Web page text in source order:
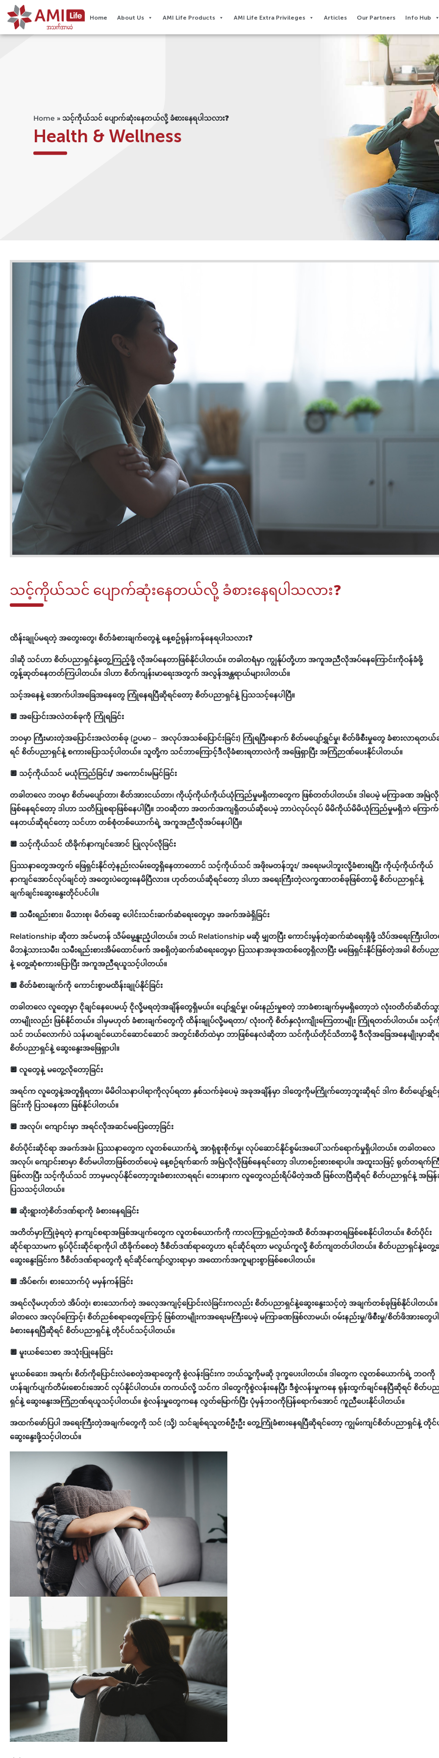
Home About Us AMI Life Products AMI Life Extra Privileges​ Articles Our Partners Info Hub
Home » သင့်ကိုယ်သင် ပျောက်ဆုံးနေတယ်လို့ ခံစားနေရပါသလား❓
Health & Wellness
သင့်ကိုယ်သင် ပျောက်ဆုံးနေတယ်လို့ ခံစားနေရပါသလား❓
ထိန်းချုပ်မရတဲ့ အတွေးတွေ၊ စိတ်ခံစားချက်တွေနဲ့ နေ့စဥ်ရုန်းကန်နေရပါသလား❓
ဒါဆို သင်ဟာ စိတ်ပညာရှင်နဲ့တွေ့ကြည့်ဖို့ လိုအပ်နေတာဖြစ်နိုင်ပါတယ်။ တခါတရံမှာ ကျွန်ုပ်တို့ဟာ အကူအညီလိုအပ်နေကြောင်းကိုဝန်ခံဖို့
တွန့်ဆုတ်နေတတ်ကြပါတယ်။ ဒါဟာ စိတ်ကျန်းမာရေးအတွက် အလွန်အန္တရာယ်များပါတယ်။
သင့်အနေနဲ့ အောက်ပါအခြေအနေတွေ ကြုံနေရပြီဆိုရင်တော့ စိတ်ပညာရှင်နဲ့ ပြသသင့်နေပါပြီ။
🔲 အပြောင်းအလဲတစ်ခုကို ကြုံရခြင်း
ဘဝမှာ ကြီးမားတဲ့အပြောင်းအလဲတစ်ခု (ဥပမာ – အလုပ်အသစ်ပြောင်းခြင်း) ကြုံရပြီးနောက် စိတ်မပျော်ရွှင်မှု၊ စိတ်ဖိစီးမှုတွေ ခံစားလာရတ
ရင် စိတ်ပညာရှင်နဲ့ စကား‌ပြောသင့်ပါတယ်။ သူတို့က သင်ဘာကြောင့်ဒီလိုခံစားရတာလဲကို အဖြေရှာပြီး အကြံဉာဏ်ပေးနိုင်ပါတယ်။
🔲 သင့်ကိုယ်သင် မယုံကြည်ခြင်း/ အကောင်းမမြင်ခြင်း
တခါတလေ ဘဝမှာ စိတ်မပျော်တာ၊ စိတ်အားငယ်တာ၊ ကိုယ့်ကိုယ်ကိုယ်ယုံကြည်မှုမရှိတာတွေက ဖြစ်တတ်ပါတယ်။ ဒါပေမဲ့ မကြာခဏ အမြဲ
ဖြစ်နေရင်တော့ ဒါဟာ သတိပြုစရာဖြစ်နေပါပြီ။ ဘဝဆိုတာ အတက်အကျရှိတယ်ဆိုပေမဲ့ ဘာပဲလုပ်လုပ် မိမိကိုယ်မိမိယုံကြည်မှုမရှိဘဲ ကြော
နေတယ်ဆိုရင်တော့ သင်ဟာ တစ်စုံတစ်ယောက်ရဲ့ အကူအညီလိုအပ်နေပါပြီ။
🔲 သင့်ကိုယ်သင် ထိခိုက်နာကျင်အောင် ပြုလုပ်လိုခြင်း
ပြဿနာတွေအတွက် ဖြေရှင်းနိုင်တဲ့နည်းလမ်းတွေရှိနေတာတောင် သင့်ကိုယ်သင် အဖိုးမတန်ဘူး/ အရေးမပါဘူးလို့ခံစားရပြီး ကိုယ့်ကိုယ်ကိုယ်
နာကျင်အောင်လုပ်ချင်တဲ့ အတွေးပဲတွေးနေမိပြီလား။ ဟုတ်တယ်ဆိုရင်တော့ ဒါဟာ အရေးကြီးတဲ့လက္ခဏာတစ်ခုဖြစ်တာမို့ စိတ်ပညာရှင်နဲ့
ချက်ချင်းဆွေးနွေးတိုင်ပင်ပါ။
🔲 သမီးရည်းစား၊ မိသားစု၊ မိတ်ဆွေ ပေါင်းသင်းဆက်ဆံရေးတွေမှာ အခက်အခဲရှိခြင်း
Relationship ဆိုတာ အင်မတန် သိမ်မွေ့နူးညံ့ပါတယ်။ ဘယ် Relationship မဆို မျှတပြီး ကောင်းမွန်တဲ့ဆက်ဆံရေးရှိဖို့ သိပ်အရေးကြီးပါ
မိဘနဲ့သားသမီး၊ သမီးရည်းစားအိမ်ထောင်ဖက် အစရှိတဲ့ဆက်ဆံရေးတွေမှာ ပြဿနာအဖုအထစ်တွေရှိလာပြီး မဖြေရှင်းနိုင်ဖြစ်တဲ့အခါ စိတ်ပည
နဲ့ တွေ့ဆုံစကားပြောပြီး အကူအညီရယူသင့်ပါတယ်။
🔲 စိတ်ခံစားချက်ကို ကောင်းစွာမထိန်းချုပ်နိုင်ခြင်း
တခါတလေ လူတွေမှာ ငိုချင်နေပေမယ့် ငိုလို့မရတဲ့အချိန်တွေရှိမယ်။ ပျော်ရွှင်မှု၊ ဝမ်းနည်းမှုစတဲ့ ဘာခံစားချက်မှမရှိ‌တော့ဘဲ လုံးဝတိတ်ဆိတ်သွ
တာမျိုးလည်း ဖြစ်နိုင်တယ်။ ဒါမှမဟုတ် ခံစားချက်တွေကို ထိန်းချုပ်လို့မရတာ/ လုံးဝကို စိတ်နှလုံးကျိုးကြေတာမျိုး ကြုံရတတ်ပါတယ်။ သ
သင် ဘယ်လောက်ပဲ သန်မာချင်ယောင်ဆောင်ဆောင် အတွင်းစိတ်ထဲမှာ ဘာဖြစ်နေလဲဆိုတာ သင်ကိုယ်တိုင်သိတာမို့ ဒီလိုအခြေအနေမျိုးမှာဆို
စိတ်ပညာရှင်နဲ့ ဆွေးနွေးအဖြေရှာပါ။
🔲 လူတွေနဲ့ မတွေ့လိုတော့ခြင်း
အရင်က လူတွေနဲ့အတူရှိရတာ၊ မိမိဝါသနာပါရာကိုလုပ်ရတာ နှစ်သက်ခဲ့ပေမဲ့ အခုအချိန်မှာ ဒါတွေကိုမကြိုက်တော့ဘူးဆိုရင် ဒါက စိတ်ပျော်ရွှင်
ခြင်းကို ပြသနေတာ ဖြစ်နိုင်ပါတယ်။
🔲 အလုပ်၊ ကျောင်းမှာ အရင်လိုအဆင်မပြေတော့ခြင်း
စိတ်ပိုင်းဆိုင်ရာ အခက်အခဲ၊ ပြဿနာတွေက လူတစ်ယောက်ရဲ့ အာရုံစူးစိုက်မှု၊ လုပ်ဆောင်နိုင်စွမ်းအပေါ် သက်ရောက်မှုရှိပါတယ်။ တခါတလေ
အလုပ်၊ ကျောင်းစာမှာ စိတ်မပါတာဖြစ်တတ်ပေမဲ့ နေ့စဉ်ရက်ဆက် အမြဲလိုလိုဖြစ်နေရင်တော့ ဒါဟာစဉ်းစားစရာပါ။ အထူးသဖြင့် ရုတ်တရက်က
ဖြစ်လာပြီး သင့်ကိုယ်သင် ဘာမှမလုပ်နိုင်တော့ဘူးခံစားလာရရင်၊ ဘေးနားက လူတွေလည်းရိပ်မိတဲ့အထိ ဖြစ်လာပြီဆိုရင် စိတ်ပညာရှင်နဲ့ အမြ
ပြသသင့်ပါတယ်။
🔲 ဆိုးရွားတဲ့စိတ်ဒဏ်ရာကို ခံစားနေရခြင်း
အတိတ်မှာကြုံခဲ့ရတဲ့ နာကျင်စရာအဖြစ်အပျက်တွေက လူတစ်ယောက်ကို ကာလကြာရှည်တဲ့အထိ စိတ်အနာတရဖြစ်စေနိုင်ပါတယ်။ စိတ်ပိုင်း
ဆိုင်ရာသာမက ရုပ်ပိုင်းဆိုင်ရာကိုပါ ထိခိုက်စေတဲ့ ဒီစိတ်ဒဏ်ရာတွေဟာ ရင်ဆိုင်ရတာ မလွယ်ကူလို့ စိတ်ကျတတ်ပါတယ်။ စိတ်ပညာရှင်နဲ့တွ
ဆွေးနွေးခြင်းက ဒီစိတ်ဒဏ်ရာတွေကို ရင်ဆိုင်ကျော်လွှားရာမှာ အထောက်အကူများစွာဖြစ်စေပါတယ်။
🔲 အိပ်စက်၊ စားသောက်ပုံ မမှန်ကန်ခြင်း
အရင်လိုမဟုတ်ဘဲ အိပ်တဲ့၊ စားသောက်တဲ့ အလေ့အကျင့်ပြောင်းလဲခြင်းကလည်း စိတ်ပညာရှင်နဲ့ဆွေးနွေးသင့်တဲ့ အချက်တစ်ခုဖြစ်နိုင်ပါတယ်
ခါတလေ အလုပ်ကြောင့်၊ စိတ်ညစ်စရာတွေကြောင့် ဖြစ်တာမျိုးကအရေးမကြီးပေမဲ့ မကြာခဏဖြစ်လာမယ်၊ ဝမ်းနည်းမှု/ဖိစီးမှု/စိတ်ဖိအားတွေပါ
ခံစားနေရပြီဆိုရင် စိတ်ပညာရှင်နဲ့ တိုင်ပင်သင့်ပါတယ်။
🔲 မူးယစ်သေစာ အသုံးပြုနေခြင်း
မူးယစ်ဆေး၊ အရက်၊ စိတ်ကိုပြောင်းလဲစေတဲ့အရာတွေကို စွဲလန်းခြင်းက ဘယ်သူ့ကိုမဆို ဒုက္ခပေးပါတယ်။ ဒါတွေက လူတစ်‌ယောက်ရဲ့ ဘဝကို
ဟန်ချက်ပျက်တိမ်းစောင်းအောင် လုပ်နိုင်ပါတယ်။ တကယ်လို့ သင်က ဒါတွေကိုစွဲလန်းနေပြီး ဒီစွဲလန်းမှုကနေ ရုန်းထွက်ချင်နေပြီဆိုရင် စိတ်ပ
ရှင်နဲ့ ‌ဆွေးနွေးအကြံဉာဏ်ရယူသင့်ပါတယ်။ စွဲလန်းမှုတွေကနေ လွတ်မြောက်ပြီး ပုံမှန်ဘဝကိုပြန်ရောက်အောင် ကူညီပေးနိုင်ပါတယ်။
အထက်ဖော်ပြပါ အရေးကြီးတဲ့အချက်တွေကို သင် (သို့) သင်ချစ်ရသူတစ်ဦးဦး တွေ့ကြုံခံစားနေရပြီဆိုရင်တော့ ကျွမ်းကျင်စိတ်ပညာရှင်နဲ့ တိုင်
ဆွေးနွေးဖို့သင့်ပါတယ်။